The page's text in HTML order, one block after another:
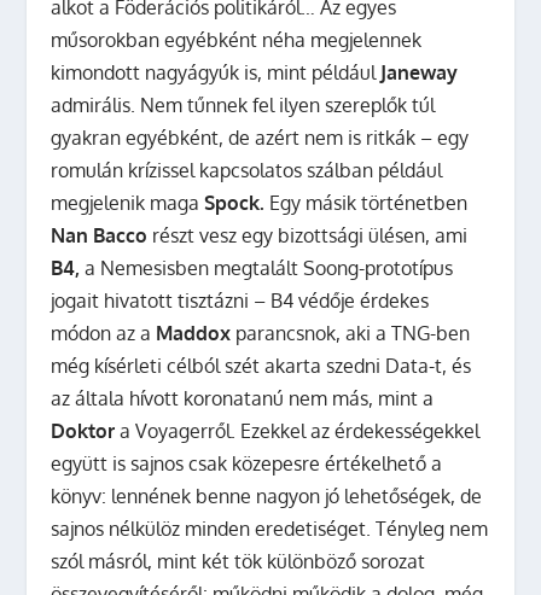
alkot a Föderációs politikáról… Az egyes
műsorokban egyébként néha megjelennek
kimondott nagyágyúk is, mint például Janeway
admirális. Nem tűnnek fel ilyen szereplők túl
gyakran egyébként, de azért nem is ritkák – egy
romulán krízissel kapcsolatos szálban például
megjelenik magaSpock. Egy másik történetben
Nan Bacco részt vesz egy bizottsági ülésen, ami
B4,a Nemesisben megtalált Soong-prototípus
jogait hivatott tisztázni – B4 védője érdekes
módon az a Maddox parancsnok, aki a TNG-ben
még kísérleti célból szét akarta szedni Data-t, és
az általa hívott koronatanú nem más, mint a
Doktor a Voyagerről. Ezekkel az érdekességekkel
együtt is sajnos csak közepesre értékelhető a
könyv: lennének benne nagyon jó lehetőségek, de
sajnos nélkülöz minden eredetiséget. Tényleg nem
szól másról, mint két tök különböző sorozat